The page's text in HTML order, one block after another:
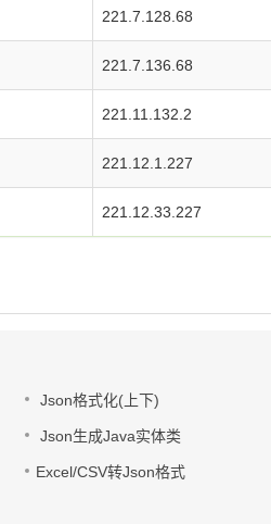
221.7.128.68
221.7.136.68
221.11.132.2
221.12.1.227
221.12.33.227
Json格式化(上下)
Json生成Java实体类
Excel/CSV转Json格式